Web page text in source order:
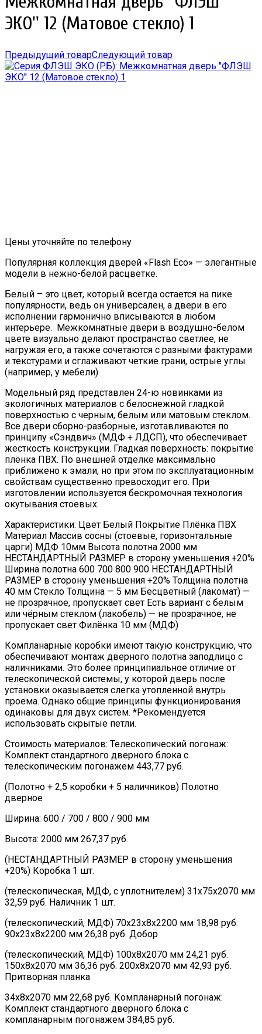
ЭКО'' 12 (Матовое стекло) 1
Предыдущий товарСледующий товар
Цены уточняйте по телефону
Популярная коллекция дверей «Flash Eco» — элегантные
модели в нежно-белой расцветке.
Белый – это цвет, который всегда остается на пике
популярности, ведь он универсален, а двери в его
исполнении гармонично вписываются в любом
интерьере. Межкомнатные двери в воздушно-белом
цвете визуально делают пространство светлее, не
нагружая его, а также сочетаются с разными фактурами
и текстурами и сглаживают четкие грани, острые углы
(например, у мебели).
Модельный ряд представлен 24-ю новинками из
экологичных материалов с белоснежной гладкой
поверхностью с черным, белым или матовым стеклом.
Все двери сборно-разборные, изготавливаются по
принципу «Сэндвич» (МДФ + ЛДСП), что обеспечивает
жесткость конструкции. Гладкая поверхность: покрытие
плёнка ПВХ. По внешней отделке максимально
приближено к эмали, но при этом по эксплуатационным
свойствам существенно превосходит его. При
изготовлении используется бескромочная технология
окутывания стоевых.
Характеристики: Цвет Белый Покрытие Плёнка ПВХ
Материал Массив сосны (стоевые, горизонтальные
царги) МДФ 10мм Высота полотна 2000 мм
НЕСТАНДАРТНЫЙ РАЗМЕР в сторону уменьшения +20%
Ширина полотна 600 700 800 900 НЕСТАНДАРТНЫЙ
РАЗМЕР в сторону уменьшения +20% Толщина полотна
40 мм Стекло Толщина — 5 мм Бесцветный (лакомат) —
не прозрачное, пропускает свет Есть вариант с белым
или чёрным стеклом (лакобель) — не прозрачное, не
пропускает свет Филёнка 10 мм (МДФ)
Компланарные коробки имеют такую конструкцию, что
обеспечивают монтаж дверного полотна заподлицо с
наличниками. Это более принципиальное отличие от
телескопической системы, у которой дверь после
установки оказывается слегка утопленной внутрь
проема. Однако общие принципы функционирования
одинаковы для двух систем. *Рекомендуется
использовать скрытые петли.
Стоимость материалов: Телескопический погонаж:
Комплект стандартного дверного блока с
телескопическим погонажем 443,77 руб.
(Полотно + 2,5 коробки + 5 наличников) Полотно
дверное
Ширина: 600 / 700 / 800 / 900 мм
Высота: 2000 мм 267,37 руб.
(НЕСТАНДАРТНЫЙ РАЗМЕР в сторону уменьшения
+20%) Коробка 1 шт.
(телескопическая, МДФ, с уплотнителем) 31х75х2070 мм
32,59 руб. Наличник 1 шт.
(телескопический, МДФ) 70х23х8х2200 мм 18,98 руб.
90х23х8х2200 мм 26,38 руб. Добор
(телескопический, МДФ) 100х8х2070 мм 24,21 руб.
150х8х2070 мм 36,36 руб. 200х8х2070 мм 42,93 руб.
Притворная планка
34х8х2070 мм 22,68 руб. Компланарный погонаж:
Комплект стандартного дверного блока с
компланарным погонажем 384,85 руб.